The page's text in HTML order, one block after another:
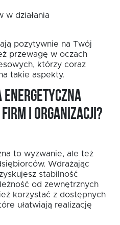
w działania
pozytywnie na Twój
przewagę w oczach
którzy coraz
takie aspekty.
i organizacji?
to wyzwanie, ale też
Wdrażając
stabilność
od zewnętrznych
korzystać z dostępnych
ułatwiają realizację